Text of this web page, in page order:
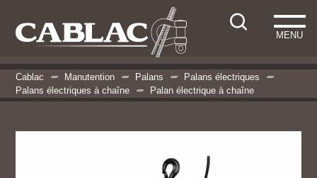
MENU
Cablac Manutention Palans
Palans électriques
Palans électriques à chaîne
Palan électrique à chaîne